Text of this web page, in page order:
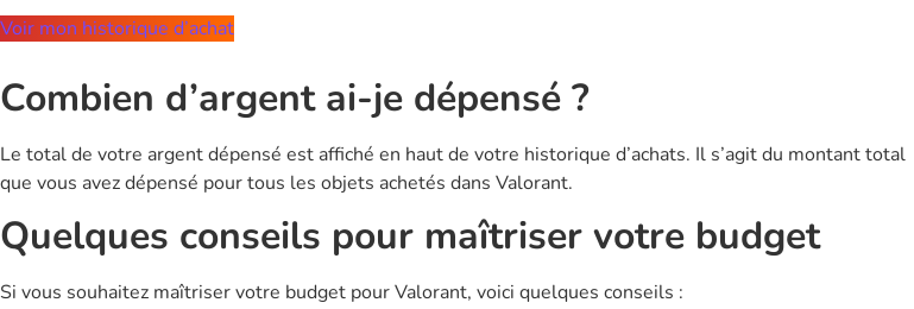
Voir mon historique d’achat
Combien d’argent ai-je dépensé ?
Le total de votre argent dépensé est affiché en haut de votre historique d’achats. Il s’agit du montant total
que vous avez dépensé pour tous les objets achetés dans Valorant.
Quelques conseils pour maîtriser votre budget
Si vous souhaitez maîtriser votre budget pour Valorant, voici quelques conseils :